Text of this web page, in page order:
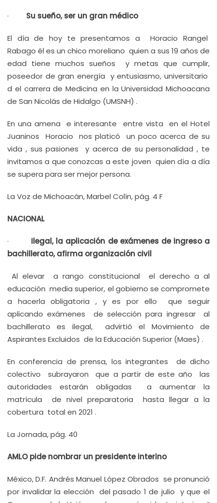
· Su sueño, ser un gran médico
El día de hoy te presentamos a Horacio Rangel
Rabago él es un chico moreliano quien a sus 19 años de
edad tiene muchos sueños y metas que cumplir,
poseedor de gran energía y entusiasmo, universitario
d el carrera de Medicina en la Universidad Michoacana
de San Nicolás de Hidalgo (UMSNH) .
En una amena e interesante entre vista en el Hotel
Juaninos Horacio nos platicó un poco acerca de su
vida , sus pasiones y acerca de su personalidad , te
invitamos a que conozcas a este joven quien día a día
se supera para ser mejor persona.
La Voz de Michoacán, Marbel Colín, pág. 4 F
NACIONAL
· Ilegal, la aplicación de exámenes de ingreso a
bachillerato, afirma organización civil
Al elevar a rango constitucional el derecho a al
educación media superior, el gobierno se compromete
a hacerla obligatoria , y es por ello que seguir
aplicando exámenes de selección para ingresar al
bachillerato es ilegal, advirtió el Movimiento de
Aspirantes Excluidos de la Educación Superior (Maes) .
En conferencia de prensa, los integrantes de dicho
colectivo subrayaron que a partir de este año las
autoridades estarán obligadas a aumentar la
matrícula de nivel preparatoria hasta llegar a la
cobertura total en 2021 .
La Jornada, pág. 40
AMLO pide nombrar un presidente interino
México, D.F. Andrés Manuel López Obrados se pronunció
por invalidar la elección del pasado 1 de julio y que el